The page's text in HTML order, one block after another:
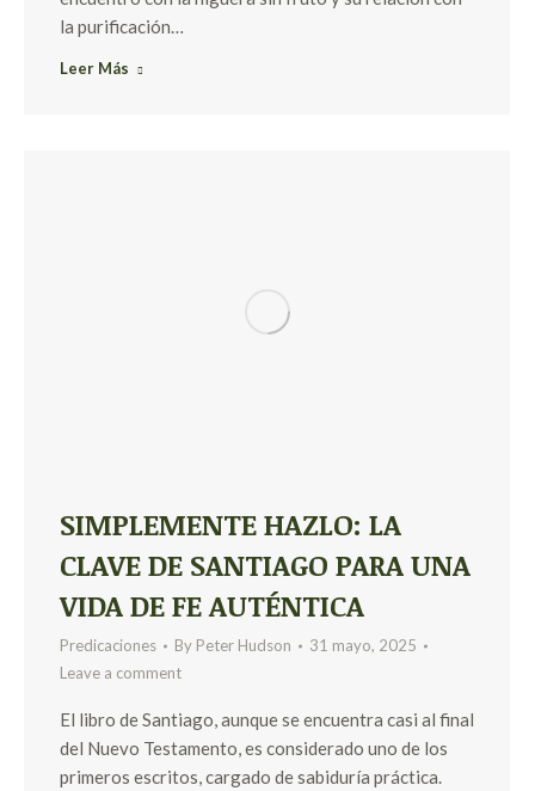
la purificación…
Leer Más
SIMPLEMENTE HAZLO: LA
CLAVE DE SANTIAGO PARA UNA
VIDA DE FE AUTÉNTICA
Predicaciones By Peter Hudson
31 mayo, 2025
Leave a comment
El libro de Santiago, aunque se encuentra casi al final
del Nuevo Testamento, es considerado uno de los
primeros escritos, cargado de sabiduría práctica.